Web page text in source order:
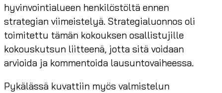
hyvinvointialueen henkilöstöltä ennen
strategian viimeistelyä. Strategialuonnos oli
toimitettu tämän kokouksen osallistujille
kokouskutsun liitteenä, jotta sitä voidaan
arvioida ja kommentoida lausuntovaiheessa.
Pykälässä kuvattiin myös valmistelun